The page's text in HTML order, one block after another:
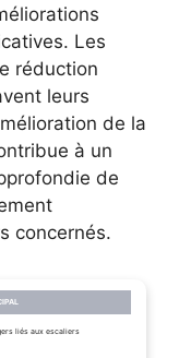
Les
réduction
leurs
de la
à un
de
concernés.
liés aux escaliers